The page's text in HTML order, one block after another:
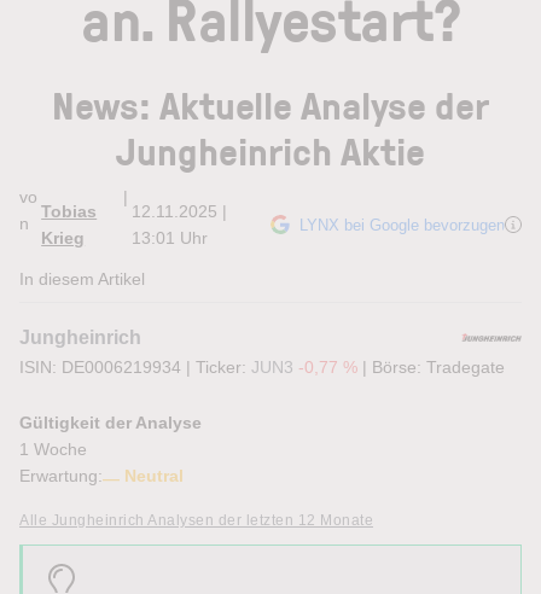
an. Rallyestart?
News: Aktuelle Analyse der
Jungheinrich Aktie
vo
n
Tobias
Krieg
|
12.11.2025 |
13:01 Uhr
LYNX bei Google bevorzugen
In diesem Artikel
Jungheinrich
ISIN: DE0006219934 | Ticker: JUN3 -0,77 % | Börse: Tradegate
Gültigkeit der Analyse
1 Woche
Erwartung:
Neutral
Alle Jungheinrich Analysen der letzten 12 Monate